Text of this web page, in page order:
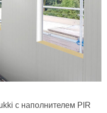
с наполнителем PIR